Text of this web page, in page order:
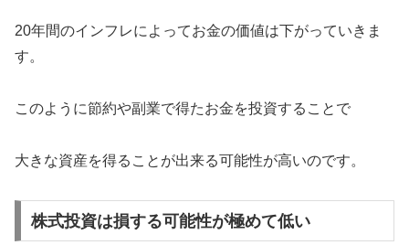
20年間のインフレによってお金の価値は下がっていきま
す。
このように節約や副業で得たお金を投資することで
大きな資産を得ることが出来る可能性が高いのです。
株式投資は損する可能性が極めて低い